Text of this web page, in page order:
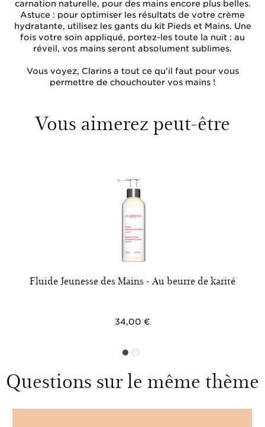
carnation naturelle, pour des mains encore plus belles.
Astuce : pour optimiser les résultats de votre crème
hydratante, utilisez les gants du kit Pieds et Mains. Une
fois votre soin appliqué, portez-les toute la nuit : au
réveil, vos mains seront absolument sublimes.
Vous voyez, Clarins a tout ce qu’il faut pour vous
permettre de chouchouter vos mains !
Vous aimerez peut-être
Fluide Jeunesse des Mains - Au beurre de karité
34,00 €
Questions sur le même thème